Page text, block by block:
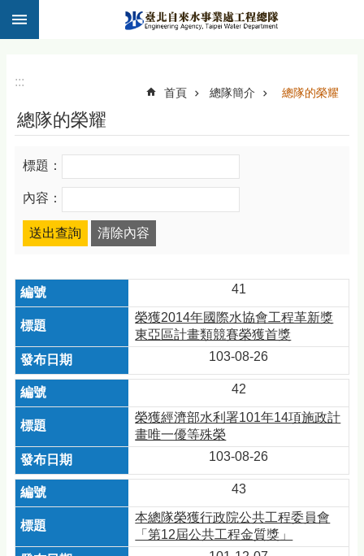
跳到主要內容區塊
:::
首頁 總隊簡介 總隊的榮耀
總隊的榮耀
標題：
內容：
41
榮獲2014年國際水協會工程革新獎
東亞區計畫類競賽榮獲首獎
103-08-26
42
榮獲經濟部水利署101年14項施政計
畫唯一優等殊榮
103-08-26
43
本總隊榮獲行政院公共工程委員會
「第12屆公共工程金質獎」